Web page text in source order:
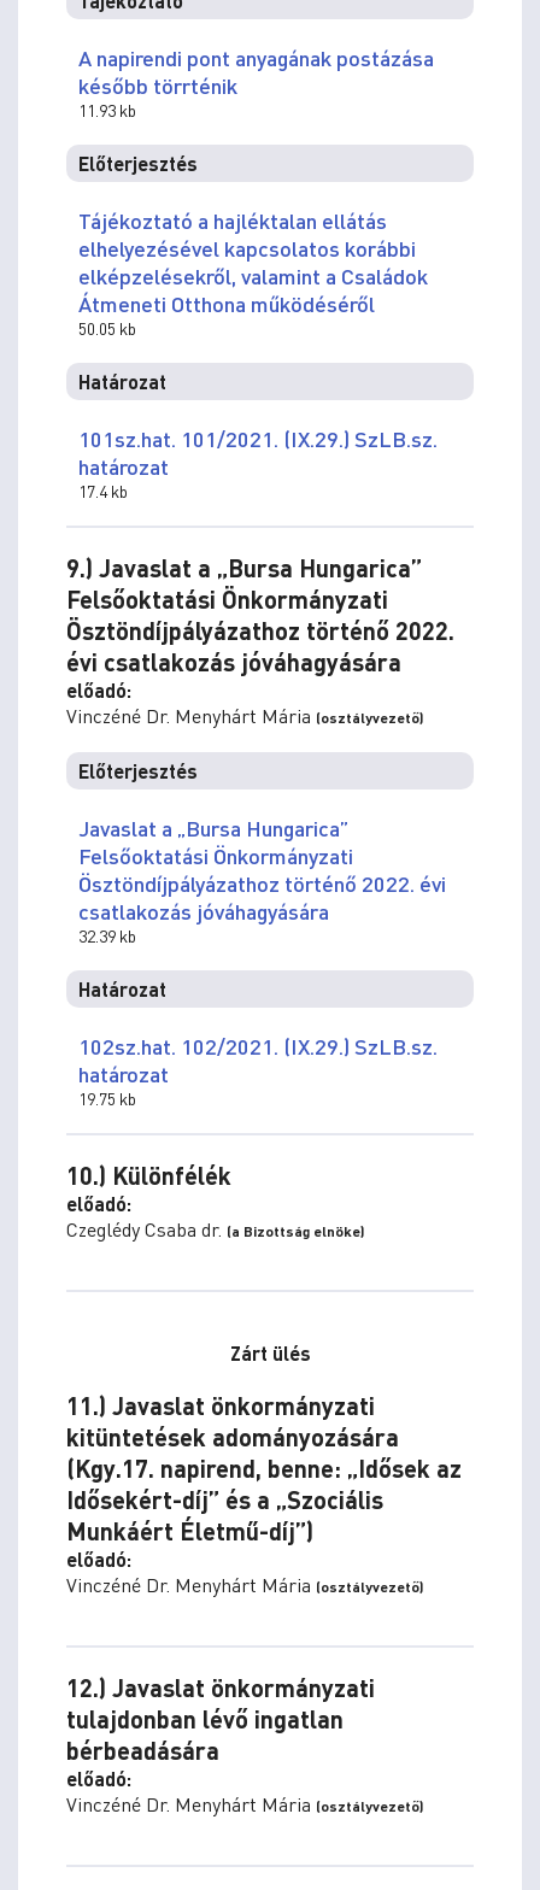
A napirendi pont anyagának postázása
később törrténik
11.93 kb
Előterjesztés
Tájékoztató a hajléktalan ellátás
elhelyezésével kapcsolatos korábbi
elképzelésekről, valamint a Családok
Átmeneti Otthona működéséről
50.05 kb
Határozat
101sz.hat. 101/2021. (IX.29.) SzLB.sz.
határozat
17.4 kb
9.) Javaslat a „Bursa Hungarica”
Felsőoktatási Önkormányzati
Ösztöndíjpályázathoz történő 2022.
évi csatlakozás jóváhagyására
előadó:
Vinczéné Dr. Menyhárt Mária (osztályvezető)
Előterjesztés
Javaslat a „Bursa Hungarica”
Felsőoktatási Önkormányzati
Ösztöndíjpályázathoz történő 2022. évi
csatlakozás jóváhagyására
32.39 kb
Határozat
102sz.hat. 102/2021. (IX.29.) SzLB.sz.
határozat
19.75 kb
10.) Különfélék
előadó:
Czeglédy Csaba dr. (a Bizottság elnöke)
Zárt ülés
11.) Javaslat önkormányzati
kitüntetések adományozására
(Kgy.17. napirend, benne: „Idősek az
Idősekért-díj” és a „Szociális
Munkáért Életmű-díj”)
előadó:
Vinczéné Dr. Menyhárt Mária (osztályvezető)
12.) Javaslat önkormányzati
tulajdonban lévő ingatlan
bérbeadására
előadó:
Vinczéné Dr. Menyhárt Mária (osztályvezető)